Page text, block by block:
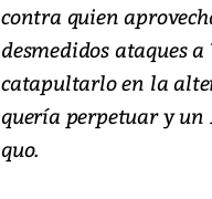
contra quien
desmedidos ataques
catapultarlo en la
quería perpetuar y un
quo.